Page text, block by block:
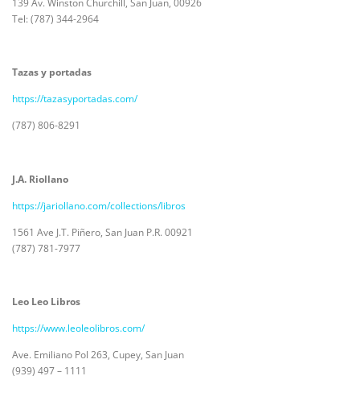
Tel: (787) 344-2964
Tazas y portadas
https://tazasyportadas.com/
(787) 806-8291
J.A. Riollano
https://jariollano.com/collections/libros
1561 Ave J.T. Piñero, San Juan P.R. 00921
(787) 781-7977
Leo Leo Libros
https://www.leoleolibros.com/
Ave. Emiliano Pol 263, Cupey, San Juan
(939) 497 – 1111